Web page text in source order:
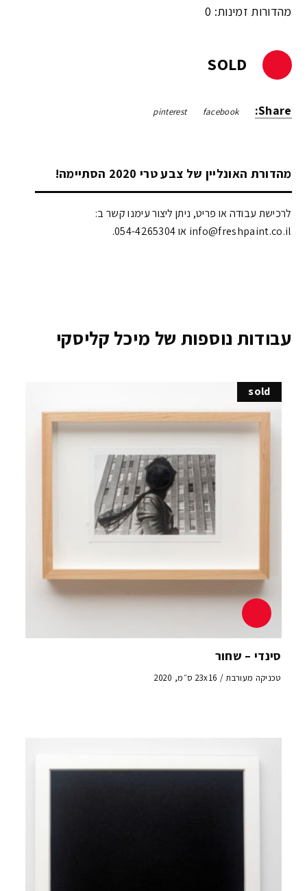
מהדורות זמינות: 0
SOLD
Share:
facebook
pinterest
מהדורת האונליין של צבע טרי 2020 הסתיימה!
לרכישת עבודה או פריט, ניתן ליצור עימנו קשר ב:
info@freshpaint.co.il‏ או 054-4265304.
עבודות נוספות של מיכל קליסקי
sold
סינדי – שחור
טכניקה מעורבת / 23x16 ס״מ, 2020